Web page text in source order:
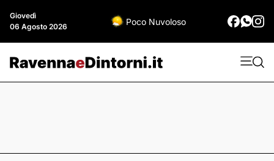
Giovedì
06 Agosto 2026
Poco Nuvoloso